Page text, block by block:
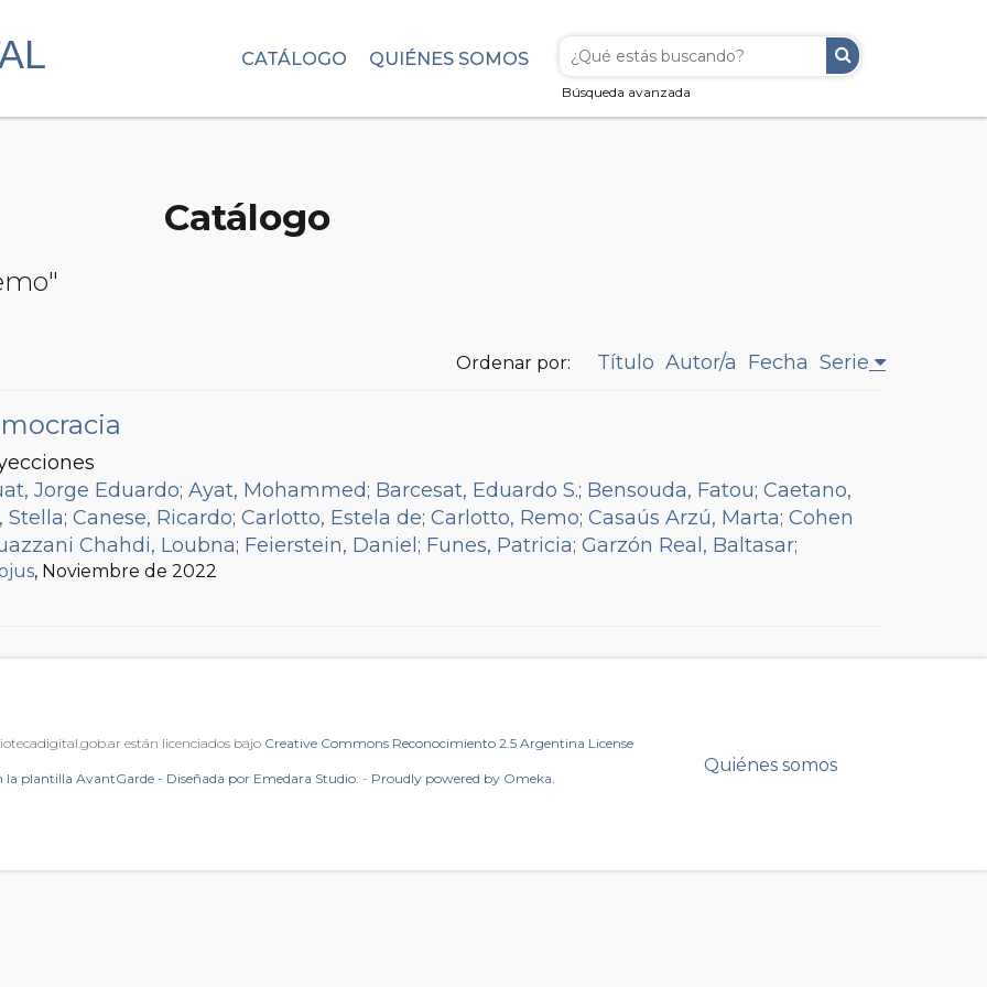
Búsqueda avanzada
CATÁLOGO QUIÉNES SOMOS
Catálogo
Ordenar por: Título Autor/a Fecha Serie
Jorge Eduardo; Ayat, Mohammed; Barcesat, Eduardo S.; Bensouda, Fatou; Caetano,
Stella; Canese, Ricardo; Carlotto, Estela de; Carlotto, Remo; Casaús Arzú, Marta; Cohen
Chahdi, Loubna; Feierstein, Daniel ; Funes, Patricia; Garzón Real, Baltasar;
Lozano, Fernanda;Gonçalves Granada, Manuel
Sampietro, Virginia;Sané, Pierre;Schapiro, Hernán I.;Taiana, Jorge;Torres, Sergio;
, Noviembre de 2022
están licenciados bajo Creative Commons Reconocimiento 2.5 Argentina License
la plantilla AvantGarde - Diseñada por Emedara Studio. - Proudly powered by Omeka.
Quiénes somos